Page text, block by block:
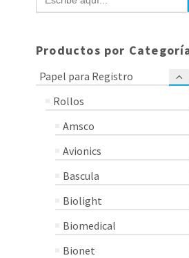
Productos por
Papel para Registro
Rollos
Amsco
Avionics
Bascula
Biolight
Biomedical
Bionet